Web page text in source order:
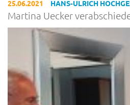
25.06.2021 HANS-ULRICH
Martina Uecker